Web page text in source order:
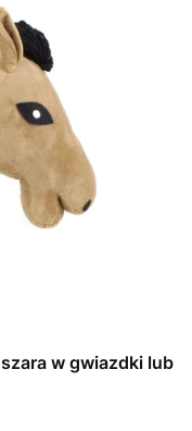
w gwiazdki lub